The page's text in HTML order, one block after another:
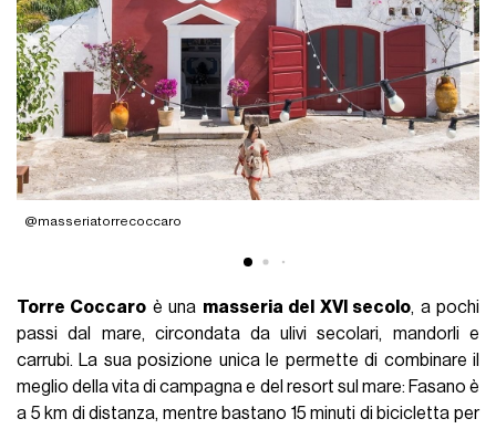
@masseriatorrecoccaro
Torre Coccaro è una masseria del XVI secolo, a pochi
passi dal mare, circondata da ulivi secolari, mandorli e
carrubi. La sua posizione unica le permette di combinare il
meglio della vita di campagna e del resort sul mare: Fasano è
a 5 km di distanza, mentre bastano 15 minuti di bicicletta per